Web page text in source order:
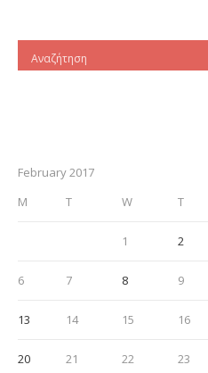
τυριού
February 2017
M
T W T
1 2
6 7 8 9
13 14 15 16
20 21 22 23